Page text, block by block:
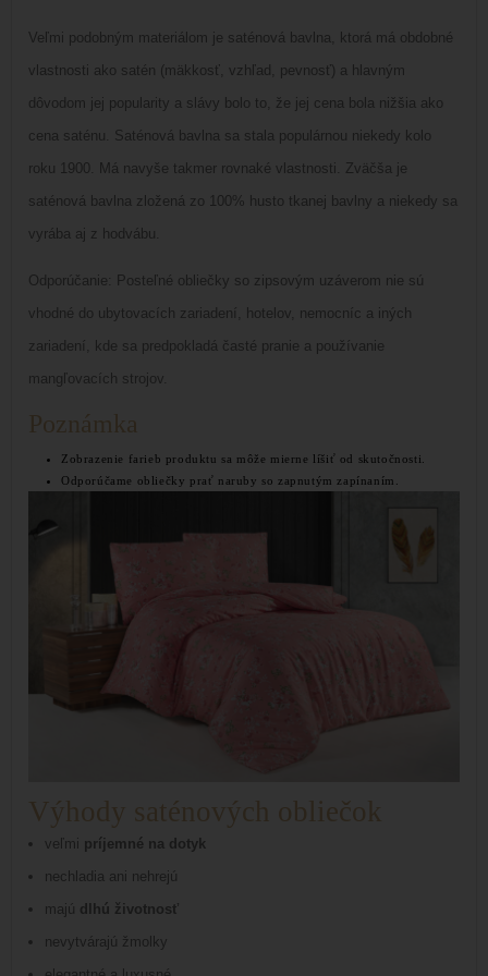
Veľmi podobným materiálom je saténová bavlna, ktorá má obdobné
vlastnosti ako satén (mäkkosť, vzhľad, pevnosť) a hlavným
dôvodom jej popularity a slávy bolo to, že jej cena bola nižšia ako
cena saténu. Saténová bavlna sa stala populárnou niekedy kolo
roku 1900. Má navyše takmer rovnaké vlastnosti. Zväčša je
saténová bavlna zložená zo 100% husto tkanej bavlny a niekedy sa
vyrába aj z hodvábu.
Odporúčanie: Posteľné obliečky so zipsovým uzáverom nie sú
vhodné do ubytovacích zariadení, hotelov, nemocníc a iných
zariadení, kde sa predpokladá časté pranie a používanie
mangľovacích strojov.
Poznámka
Zobrazenie farieb produktu sa môže mierne líšiť od skutočnosti.
Odporúčame obliečky prať naruby so zapnutým zapínaním.
Výhody saténových obliečok
veľmi príjemné na dotyk
nechladia ani nehrejú
majú dlhú životnosť
nevytvárajú žmolky